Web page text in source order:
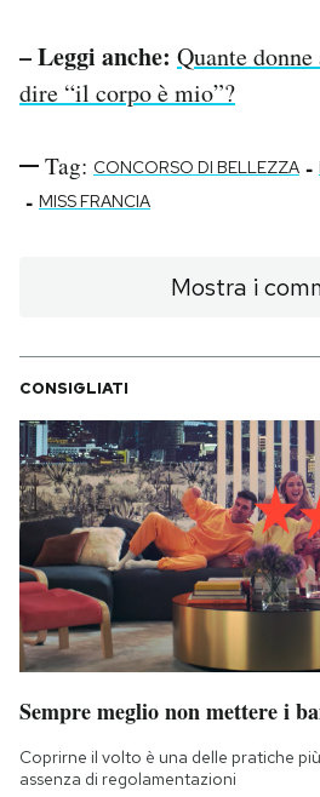
– Leggi anche: Quante
dire “il corpo è mio”?
Tag: CONCORSO DI BELLEZZA -
- MISS FRANCIA
Mostra i
CONSIGLIATI
Sempre meglio non mettere i
Coprirne il volto è una delle pratiche
assenza di regolamentazioni